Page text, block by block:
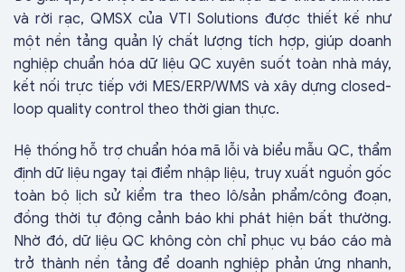
và rời rạc, QMSX của VTI Solutions được thiết kế như
một nền tảng quản lý chất lượng tích hợp, giúp doanh
nghiệp chuẩn hóa dữ liệu QC xuyên suốt toàn nhà máy,
kết nối trực tiếp với MES/ERP/WMS và xây dựng closed-
loop quality control theo thời gian thực.
Hệ thống hỗ trợ chuẩn hóa mã lỗi và biểu mẫu QC, thẩm
định dữ liệu ngay tại điểm nhập liệu, truy xuất nguồn gốc
toàn bộ lịch sử kiểm tra theo lô/sản phẩm/công đoạn,
đồng thời tự động cảnh báo khi phát hiện bất thường.
Nhờ đó, dữ liệu QC không còn chỉ phục vụ báo cáo mà
trở thành nền tảng để doanh nghiệp phản ứng nhanh,